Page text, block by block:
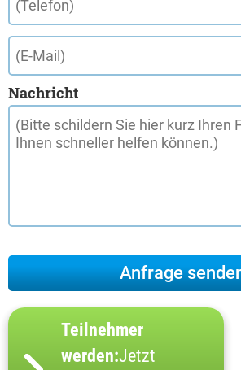
Nachricht
Teilnehmer
werden:Jetzt